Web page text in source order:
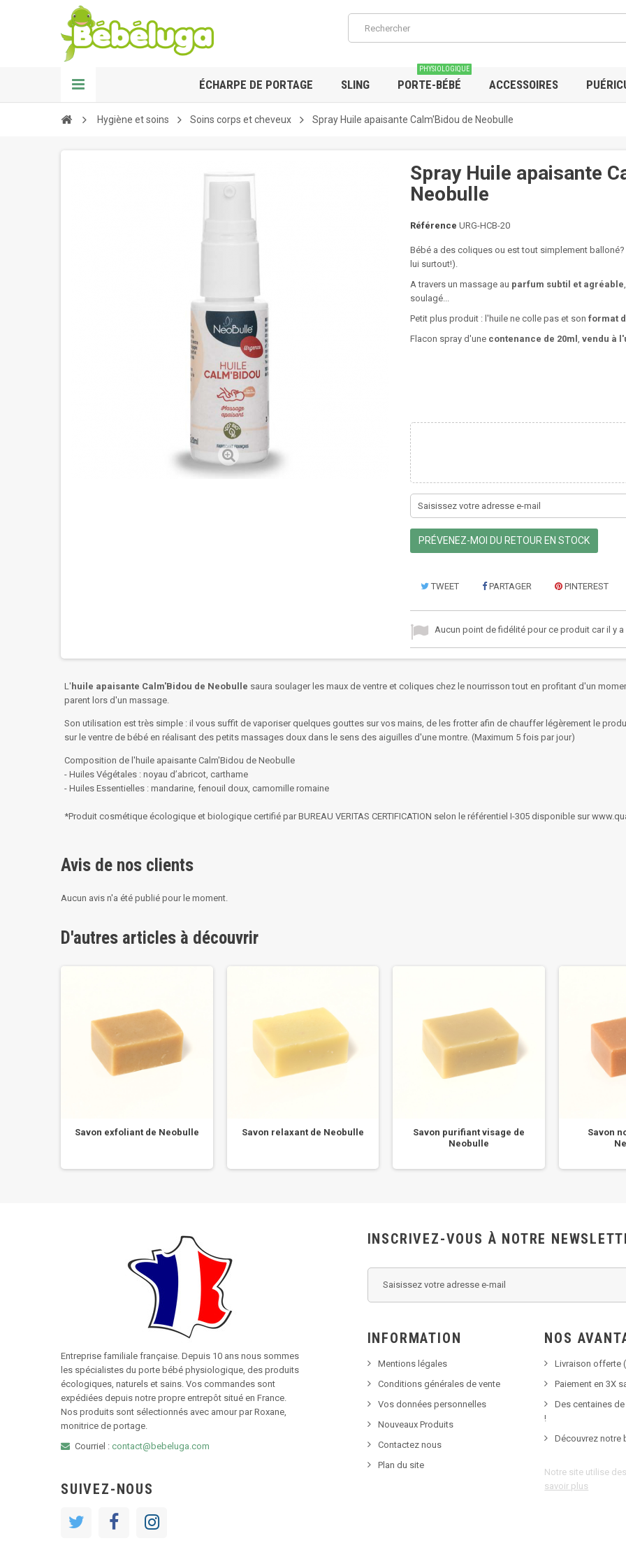
ÉCHARPE DE PORTAGE SLING PORTE-BÉBÉ
PHYSIOLOGIQUE
ACCESSOIRES
Hygiène et soins Soins corps et cheveux Spray Huile apaisante Calm'Bidou de Neobulle
Spray Huile apaisante
Neobulle
Référence URG-HCB-20
Bébé a des coliques ou est tout simplement balloné?
lui surtout!).
A travers un massage au parfum subtil et agréable
soulagé...
Petit plus produit : l'huile ne colle pas et son format
Flacon spray d'une contenance de 20ml , vendu à
PRÉVENEZ-MOI DU RETOUR EN STOCK
TWEET PARTAGER PINTEREST
Aucun point de fidélité pour ce produit car il y
L' huile apaisante Calm'Bidou de Neobulle saura soulager les maux de ventre et coliques chez le nourrisson tout en profitant d'un
parent lors d'un massage.
Son utilisation est très simple : il vous suffit de vaporiser quelques gouttes sur vos mains, de les frotter afin de chauffer légèrement le
sur le ventre de bébé en réalisant des petits massages doux dans le sens des aiguilles d'une montre. (Maximum 5 fois par jour)
Composition de l'huile apaisante Calm'Bidou de Neobulle
- Huiles Végétales : noyau d’abricot, carthame
- Huiles Essentielles : mandarine, fenouil doux, camomille romaine
*Produit cosmétique écologique et biologique certifié par BUREAU VERITAS CERTIFICATION selon le référentiel I-305 disponible sur
Avis de nos clients
Aucun avis n'a été publié pour le moment.
D'autres articles à découvrir
Savon exfoliant de Neobulle Savon relaxant de Neobulle
Savon purifiant visage de
Neobulle
Savon
Entreprise familiale française. Depuis 10 ans nous sommes
les spécialistes du porte bébé physiologique, des produits
écologiques, naturels et sains. Vos commandes sont
expédiées depuis notre propre entrepôt situé en France.
Nos produits sont sélectionnés avec amour par Roxane,
monitrice de portage.
Courriel : contact@bebeluga.com
SUIVEZ-NOUS
INSCRIVEZ-VOUS À NOTRE
INFORMATION
Mentions légales
Conditions générales de vente
Vos données personnelles
Nouveaux Produits
Contactez nous
Plan du site
NOS
Livraison offerte
Paiement en 3X
Des centaines
!
Découvrez notre
Notre site utilise
savoir plus